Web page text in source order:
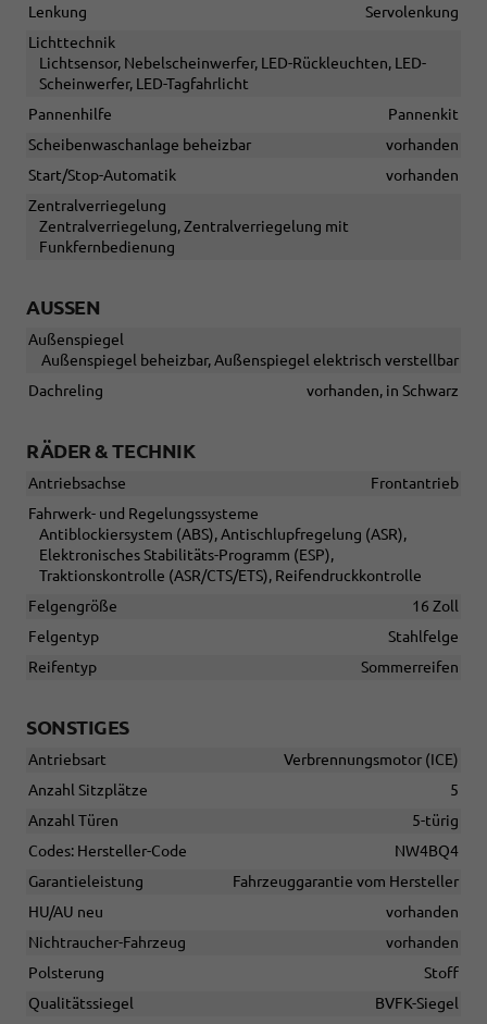
Lenkung
Servolenkung
Lichttechnik
Lichtsensor, Nebelscheinwerfer, LED-Rückleuchten, LED-
Scheinwerfer, LED-Tagfahrlicht
Pannenhilfe
Pannenkit
Scheibenwaschanlage beheizbar
vorhanden
Start/Stop-Automatik
vorhanden
Zentralverriegelung
Zentralverriegelung, Zentralverriegelung mit
Funkfernbedienung
AUSSEN
Außenspiegel
Außenspiegel beheizbar, Außenspiegel elektrisch verstellbar
Dachreling
vorhanden, in Schwarz
RÄDER & TECHNIK
Antriebsachse
Frontantrieb
Fahrwerk- und Regelungssysteme
Antiblockiersystem (ABS), Antischlupfregelung (ASR),
Elektronisches Stabilitäts-Programm (ESP),
Traktionskontrolle (ASR/CTS/ETS), Reifendruckkontrolle
Felgengröße
16 Zoll
Felgentyp
Stahlfelge
Reifentyp
Sommerreifen
SONSTIGES
Antriebsart
Verbrennungsmotor (ICE)
Anzahl Sitzplätze
5
Anzahl Türen
5-türig
Codes: Hersteller-Code
NW4BQ4
Garantieleistung
Fahrzeuggarantie vom Hersteller
HU/AU neu
vorhanden
Nichtraucher-Fahrzeug
vorhanden
Polsterung
Stoff
Qualitätssiegel
BVFK-Siegel